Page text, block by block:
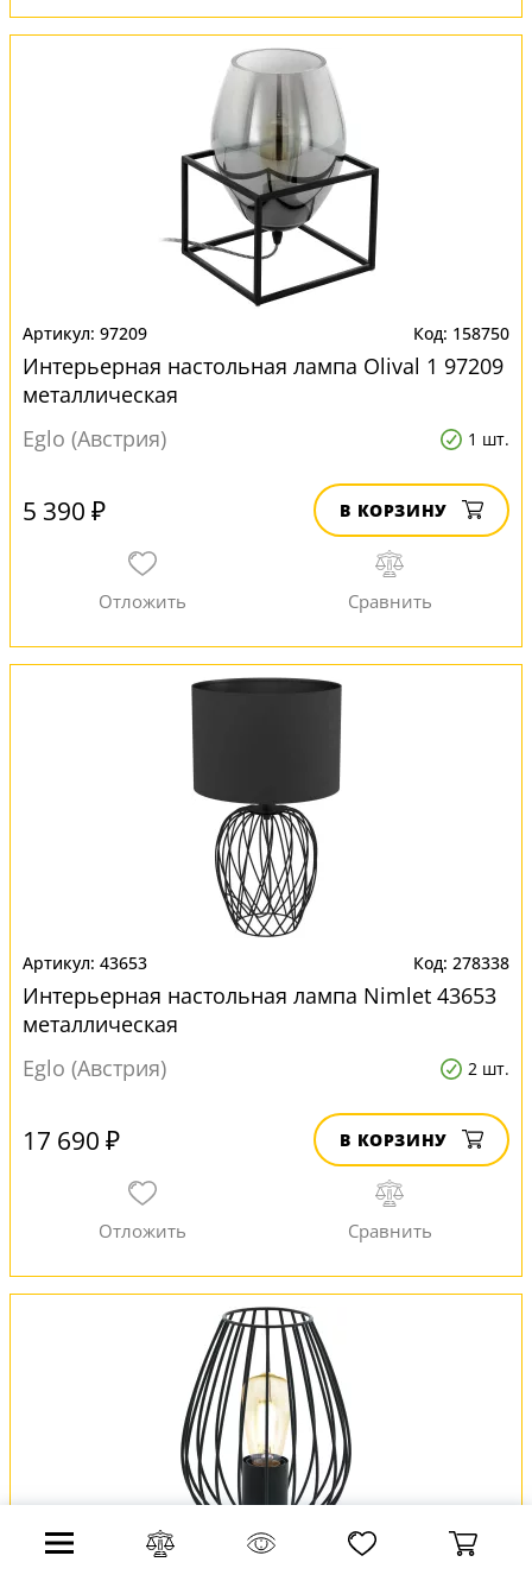
97209 158750
Интерьерная настольная лампа Olival 1 97209
металлическая
Eglo (Австрия)
1 шт.
5 390 ₽ В КОРЗИНУ
43653 278338
Интерьерная настольная лампа Nimlet 43653
металлическая
Eglo (Австрия)
2 шт.
17 690 ₽ В КОРЗИНУ